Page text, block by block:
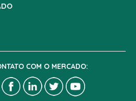
COM O MERCADO: